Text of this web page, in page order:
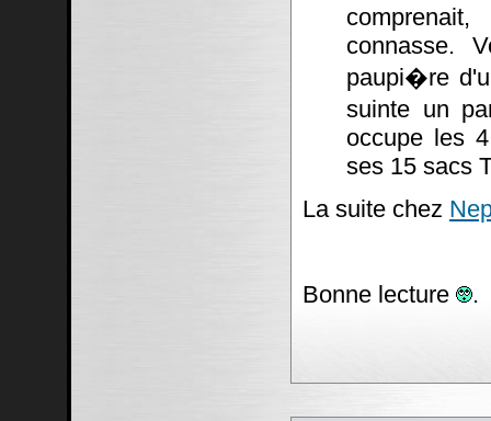
connasse.
paupi�re
suinte un
occupe les
ses 15 sacs
La suite chez
Bonne lecture .